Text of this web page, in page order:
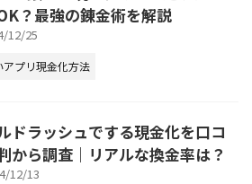
？最強の錬金術を解説
12/25
アプリ現金化方法
ドラッシュでする現金化を口コ
から調査｜リアルな換金率は？
12/13